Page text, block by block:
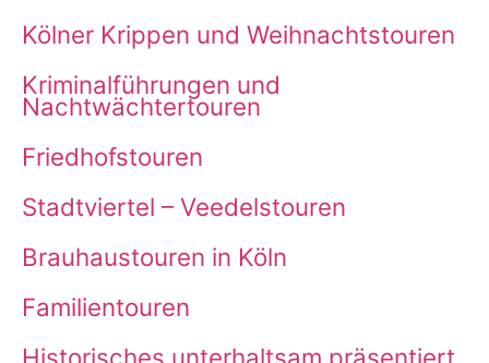
Kölner Krippen und Weihnachtstouren
Kriminalführungen und
Nachtwächtertouren
Friedhofstouren
Stadtviertel – Veedelstouren
Brauhaustouren in Köln
Familientouren
Historisches unterhaltsam präsentiert